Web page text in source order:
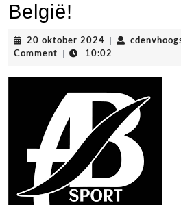
België!
20 oktober 2024 20
oktober
Comment
10:02